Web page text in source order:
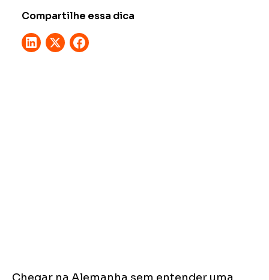
Compartilhe essa dica